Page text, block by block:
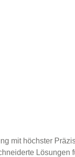
mit höchster
Lösungen